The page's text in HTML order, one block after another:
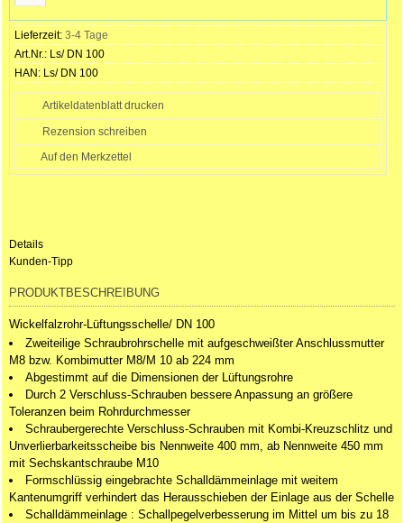
Lieferzeit: 3-4 Tage
Art.Nr.: Ls/ DN 100
HAN: Ls/ DN 100
Artikeldatenblatt drucken
Rezension schreiben
Details
Kunden-Tipp
PRODUKTBESCHREIBUNG
Wickelfalzrohr-Lüftungsschelle/ DN 100
Zweiteilige Schraubrohrschelle mit aufgeschweißter Anschlussmutter
M8 bzw. Kombimutter M8/M 10 ab 224 mm
Abgestimmt auf die Dimensionen der Lüftungsrohre
Durch 2 Verschluss-Schrauben bessere Anpassung an größere
Toleranzen beim Rohrdurchmesser
Schraubergerechte Verschluss-Schrauben mit Kombi-Kreuzschlitz und
Unverlierbarkeitsscheibe bis Nennweite 400 mm, ab Nennweite 450 mm
mit Sechskantschraube M10
Formschlüssig eingebrachte Schalldämmeinlage mit weitem
Kantenumgriff verhindert das Herausschieben der Einlage aus der Schelle
Schalldämmeinlage : Schallpegelverbesserung im Mittel um bis zu 18